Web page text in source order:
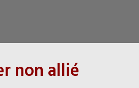
non allié